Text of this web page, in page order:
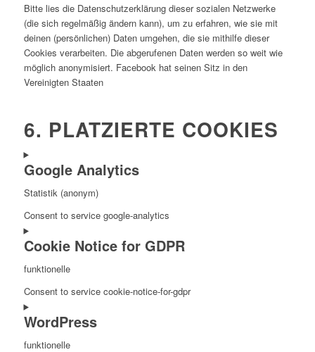
Bitte lies die Datenschutzerklärung dieser sozialen Netzwerke
(die sich regelmäßig ändern kann), um zu erfahren, wie sie mit
deinen (persönlichen) Daten umgehen, die sie mithilfe dieser
Cookies verarbeiten. Die abgerufenen Daten werden so weit wie
möglich anonymisiert. Facebook hat seinen Sitz in den
Vereinigten Staaten
6. PLATZIERTE COOKIES
Google Analytics
Statistik (anonym)
Consent to service google-analytics
Cookie Notice for GDPR
funktionelle
Consent to service cookie-notice-for-gdpr
WordPress
funktionelle